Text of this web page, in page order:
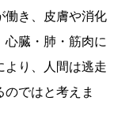
き、皮膚や消化
臓・肺・筋肉に
より、人間は逃走
ではと考えま